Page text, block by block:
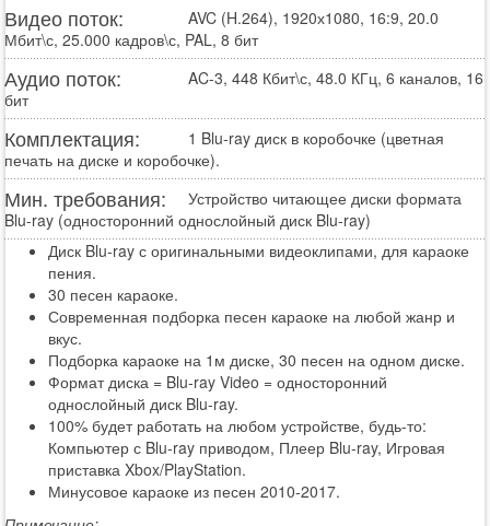
Видео поток:
AVC (H.264), 1920х1080, 16:9, 20.0
Мбит\с, 25.000 кадров\с, PAL, 8 бит
Аудио поток:
AC-3, 448 Кбит\с, 48.0 КГц, 6 каналов, 16
бит
Комплектация:
1 Blu-ray диск в коробочке (цветная
печать на диске и коробочке).
Мин. требования:
Устройство читающее диски формата
Blu-ray (односторонний однослойный диск Blu-ray)
Диск Blu-ray с оригинальными видеоклипами, для караоке
пения.
30 песен караоке.
Современная подборка песен караоке на любой жанр и
вкус.
Подборка караоке на 1м диске, 30 песен на одном диске.
Формат диска = Blu-ray Video = односторонний
однослойный диск Blu-ray.
100% будет работать на любом устройстве, будь-то:
Компьютер с Blu-ray приводом, Плеер Blu-ray, Игровая
приставка Xbox/PlayStation.
Минусовое караоке из песен 2010-2017.